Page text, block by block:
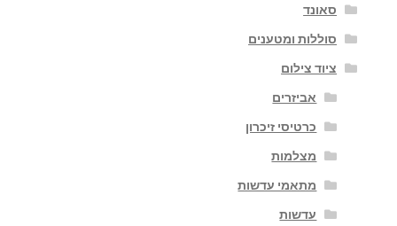
סאונד
סוללות ומטענים
ציוד צילום
אביזרים
כרטיסי זיכרון
מצלמות
מתאמי עדשות
עדשות